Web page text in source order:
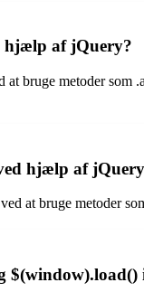
hjælp af jQuery?
bruge metoder
hjælp af
at bruge metoder